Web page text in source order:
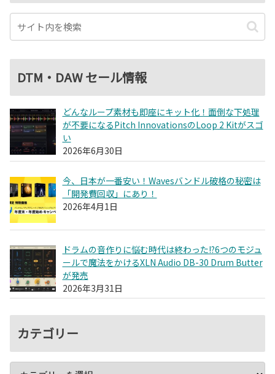
DTM・DAW セール情報
どんなループ素材も即座にキット化！面倒な下処理
が不要になるPitch InnovationsのLoop 2 Kitがスゴ
い
2026年6月30日
今、日本が一番安い！Wavesバンドル破格の秘密は
「開発費回収」にあり！
2026年4月1日
ドラムの音作りに悩む時代は終わった!?6つのモジュ
ールで魔法をかけるXLN Audio DB-30 Drum Butter
が発売
2026年3月31日
カテゴリー